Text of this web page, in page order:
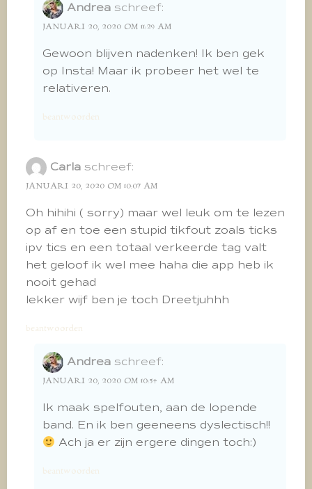
Andrea schreef:
JANUARI 20, 2020 OM 11:29 AM
Gewoon blijven nadenken! Ik ben gek
op Insta! Maar ik probeer het wel te
relativeren.
beantwoorden
Carla schreef:
JANUARI 20, 2020 OM 10:07 AM
Oh hihihi ( sorry) maar wel leuk om te lezen
op af en toe een stupid tikfout zoals ticks
ipv tics en een totaal verkeerde tag valt
het geloof ik wel mee haha die app heb ik
nooit gehad
lekker wijf ben je toch Dreetjuhhh
beantwoorden
Andrea schreef:
JANUARI 20, 2020 OM 10:54 AM
Ik maak spelfouten, aan de lopende
band. En ik ben geeneens dyslectisch!!
Ach ja er zijn ergere dingen toch:)
beantwoorden